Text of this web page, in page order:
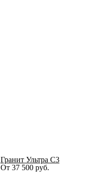
Гранит Ультра C3
От 37 500 руб.